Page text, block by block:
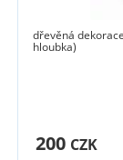
dřevěná
hloubka)
200 CZK